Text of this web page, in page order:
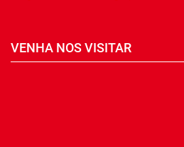
VENHA NOS VISITAR